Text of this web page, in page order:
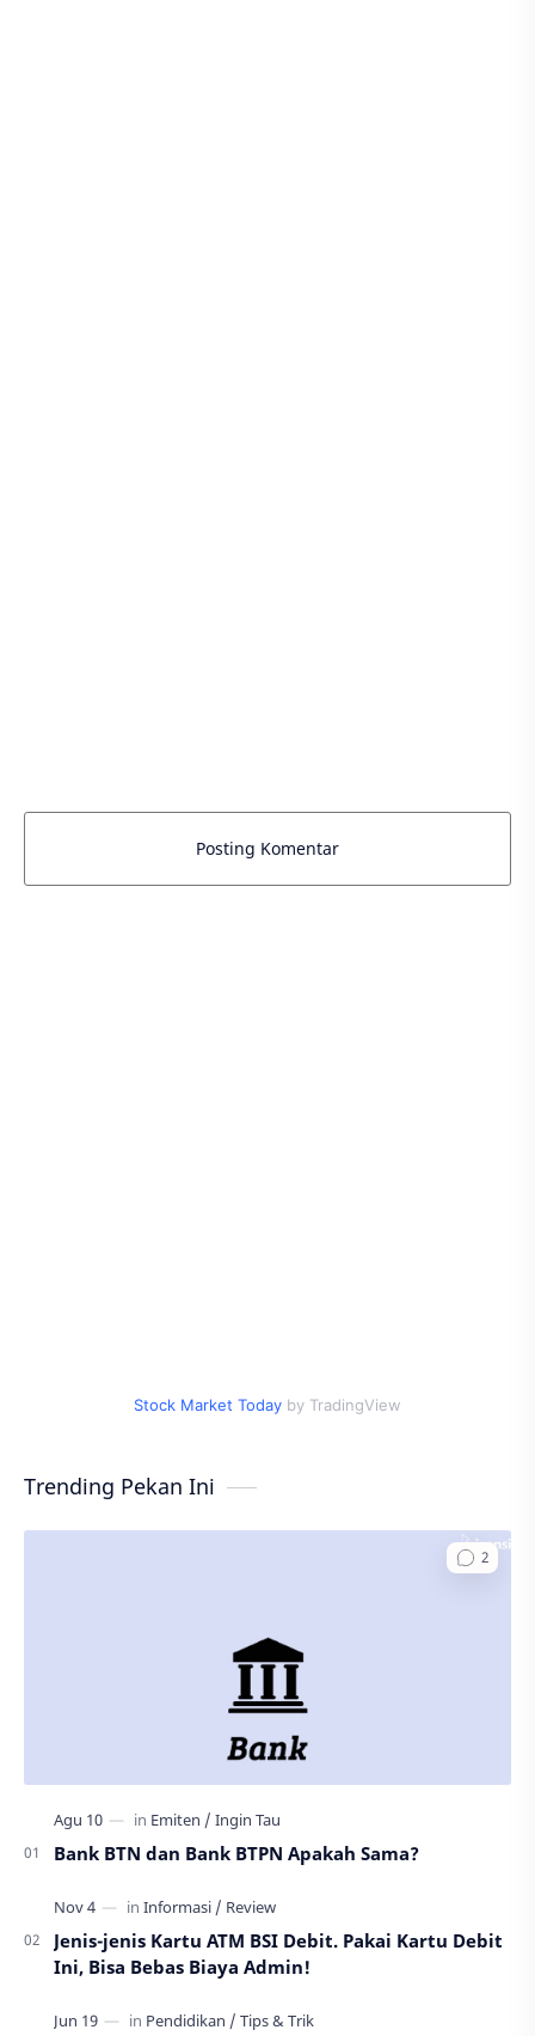
Posting Komentar
Stock Market Today by TradingView
Trending Pekan Ini
Bank BTN dan Bank BTPN Apakah Sama?
Jenis-jenis Kartu ATM BSI Debit. Pakai Kartu Debit
Ini, Bisa Bebas Biaya Admin!